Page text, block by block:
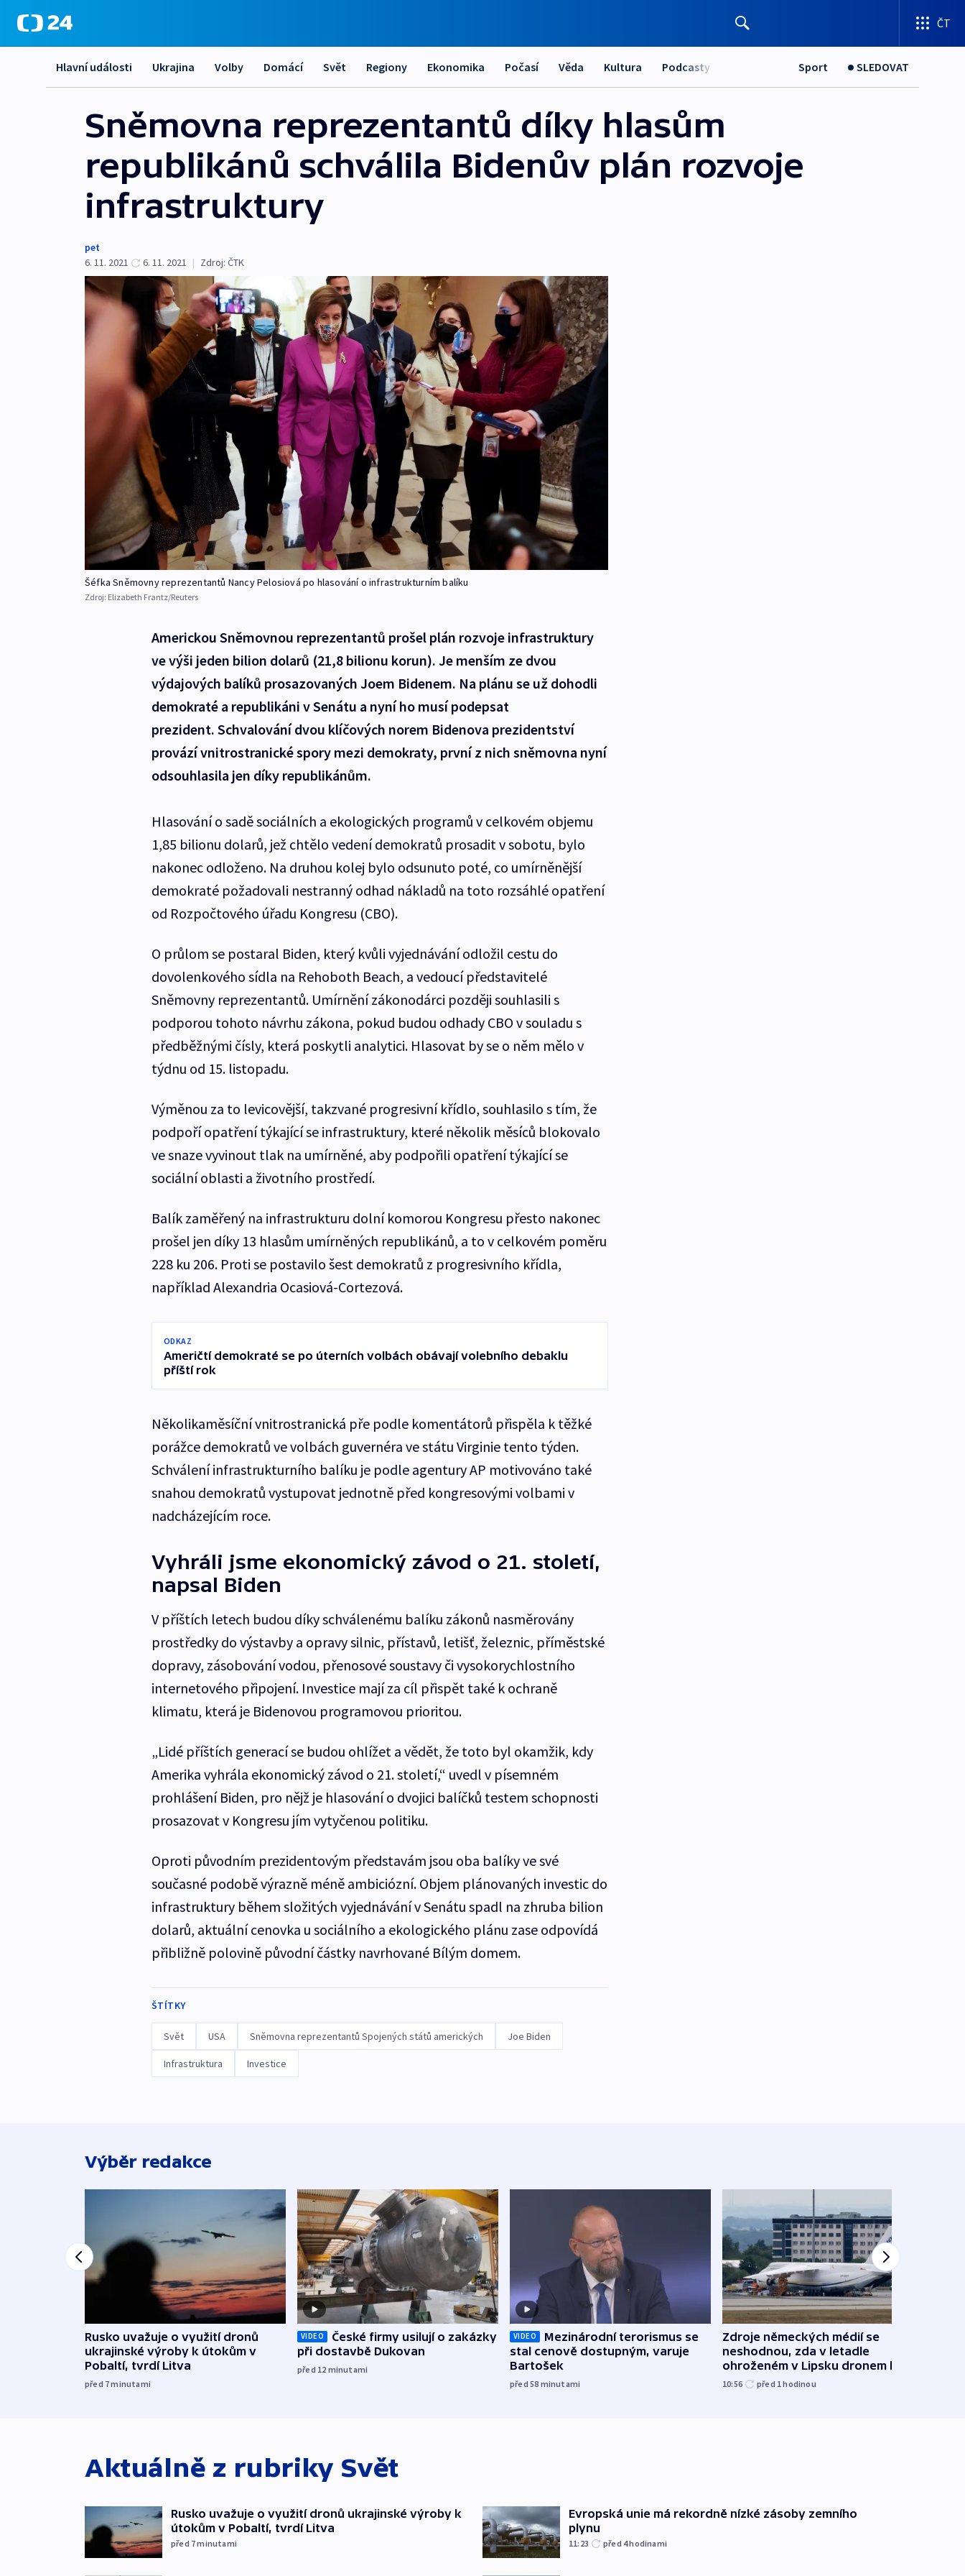
ČT
Hlavní události Ukrajina Volby Domácí Svět Regiony Ekonomika Počasí Věda Kultura Podcasty Sport SLEDOVAT
Sněmovna reprezentantů díky hlasům
republikánů schválila Bidenův plán rozvoje
infrastruktury
pet
6. 11. 2021
6. 11. 2021 | Zdroj: ČTK
Šéfka Sněmovny reprezentantů Nancy Pelosiová po hlasování o infrastrukturním balíku
Zdroj: Elizabeth Frantz/Reuters
Americkou Sněmovnou reprezentantů prošel plán rozvoje infrastruktury
ve výši jeden bilion dolarů (21,8 bilionu korun). Je menším ze dvou
výdajových balíků prosazovaných Joem Bidenem. Na plánu se už dohodli
demokraté a republikáni v Senátu a nyní ho musí podepsat
prezident. Schvalování dvou klíčových norem Bidenova prezidentství
provází vnitrostranické spory mezi demokraty, první z nich sněmovna nyní
odsouhlasila jen díky republikánům.
Hlasování o sadě sociálních a ekologických programů v celkovém objemu
1,85 bilionu dolarů, jež chtělo vedení demokratů prosadit v sobotu, bylo
nakonec odloženo. Na druhou kolej bylo odsunuto poté, co umírněnější
demokraté požadovali nestranný odhad nákladů na toto rozsáhlé opatření
od Rozpočtového úřadu Kongresu (CBO).
O průlom se postaral Biden, který kvůli vyjednávání odložil cestu do
dovolenkového sídla na Rehoboth Beach, a vedoucí představitelé
Sněmovny reprezentantů. Umírnění zákonodárci později souhlasili s
podporou tohoto návrhu zákona, pokud budou odhady CBO v souladu s
předběžnými čísly, která poskytli analytici. Hlasovat by se o něm mělo v
týdnu od 15. listopadu.
Výměnou za to levicovější, takzvané progresivní křídlo, souhlasilo s tím, že
podpoří opatření týkající se infrastruktury, které několik měsíců blokovalo
ve snaze vyvinout tlak na umírněné, aby podpořili opatření týkající se
sociální oblasti a životního prostředí.
Balík zaměřený na infrastrukturu dolní komorou Kongresu přesto nakonec
prošel jen díky 13 hlasům umírněných republikánů, a to v celkovém poměru
228 ku 206. Proti se postavilo šest demokratů z progresivního křídla,
například Alexandria Ocasiová-Cortezová.
ODKAZ
Američtí demokraté se po úterních volbách obávají volebního debaklu
příští rok
Několikaměsíční vnitrostranická pře podle komentátorů přispěla k těžké
porážce demokratů ve volbách guvernéra ve státu Virginie tento týden.
Schválení infrastrukturního balíku je podle agentury AP motivováno také
snahou demokratů vystupovat jednotně před kongresovými volbami v
nadcházejícím roce.
Vyhráli jsme ekonomický závod o 21. století,
napsal Biden
V příštích letech budou díky schválenému balíku zákonů nasměrovány
prostředky do výstavby a opravy silnic, přístavů, letišť, železnic, příměstské
dopravy, zásobování vodou, přenosové soustavy či vysokorychlostního
internetového připojení. Investice mají za cíl přispět také k ochraně
klimatu, která je Bidenovou programovou prioritou.
„Lidé příštích generací se budou ohlížet a vědět, že toto byl okamžik, kdy
Amerika vyhrála ekonomický závod o 21. století,“ uvedl v písemném
prohlášení Biden, pro nějž je hlasování o dvojici balíčků testem schopnosti
prosazovat v Kongresu jím vytyčenou politiku.
Oproti původním prezidentovým představám jsou oba balíky ve své
současné podobě výrazně méně ambiciózní. Objem plánovaných investic do
infrastruktury během složitých vyjednávání v Senátu spadl na zhruba bilion
dolarů, aktuální cenovka u sociálního a ekologického plánu zase odpovídá
přibližně polovině původní částky navrhované Bílým domem.
ŠTÍTKY
Svět USA Sněmovna reprezentantů Spojených států amerických Joe Biden
Infrastruktura Investice
Výběr redakce
Rusko uvažuje o využití dronů
ukrajinské výroby k útokům v
Pobaltí, tvrdí Litva
před 7minutami
VIDEO
České firmy usilují o zakázky
při dostavbě Dukovan
před 12 minutami
VIDEO
Mezinárodní terorismus se
stal cenově dostupným, varuje
Bartošek
před 58 minutami
Zdroje německých médií se
neshodnou, zda v letadle
ohroženém v Lipsku dronem byla
munice
10:56 před 1hodinou
Aktuálně z rubriky Svět
Rusko uvažuje o využití dronů ukrajinské výroby k
útokům v Pobaltí, tvrdí Litva
před 7minutami
Evropská unie má rekordně nízké zásoby zemního
plynu
11:23 před 4hodinami